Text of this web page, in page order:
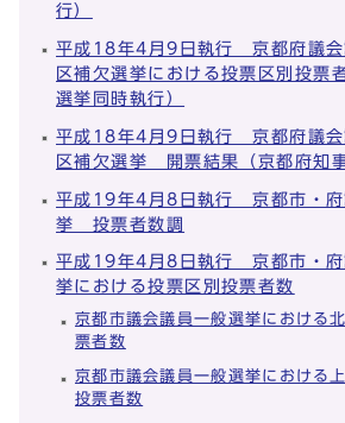
行）
平成18年4月9日執行 京都府議会
区補欠選挙における投票区別投票
選挙同時執行）
平成18年4月9日執行 京都府議会
区補欠選挙 開票結果（京都府知
平成19年4月8日執行 京都市・府
挙 投票者数調
平成19年4月8日執行 京都市・府
挙における投票区別投票者数
京都市議会議員一般選挙における
票者数
京都市議会議員一般選挙における
投票者数